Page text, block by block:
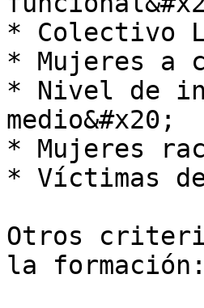
* Colectivo
* Mujeres a
* Nivel de
medio&#x20;
* Mujeres
* Víctimas
Otros
la